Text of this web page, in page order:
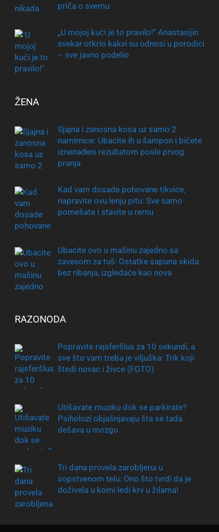
priča o svemu
„U mojoj kući je to pravilo!“ Anastasijin
svekar otkrio kakvi su odnosi u porodici
– sve javno podelio
ŽENA
Sjajna i zanosna kosa uz samo 2
namirnice: Ubacite ih u šampon i bićete
iznenađeni rezultatom posle prvog
pranja
Kad vam dosade pohovane tikvice,
napravite ovu lenju pitu: Sve samo
pomešate i stavite u rernu
Ubacite ovo u mašinu zajedno sa
zavesom za tuš: Ostatke sapuna skida
bez ribanja, izgledaće kao nova
RAZONODA
Popravite rajsferšlus za 10 sekundi, a
sve što vam treba je viljuška: Trik koji
štedi novac i živce (FOTO)
Utišavate muziku dok se parkirate?
Psiholozi objašnjavaju šta se tada
dešava u mozgu
Tri dana provela zarobljena u
sopstvenom telu: Ono što tvrdi da je
doživela u komi ledi krv u žilama!